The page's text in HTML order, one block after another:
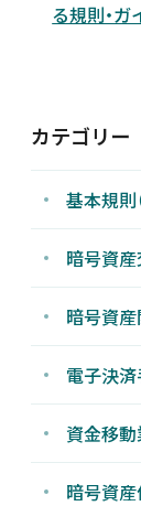
る規則・
カテゴリー
基本規則
暗号資
暗号資
電子決
資金移
暗号資